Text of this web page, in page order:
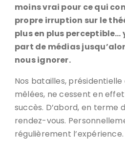
moins vrai pour ce qui
propre irruption sur le
plus en plus perceptible…
part de médias
nous ignorer.
Nos batailles,
mêlées, ne cessent en
succès. D’abord, en terme
rendez-vous.
régulièrement